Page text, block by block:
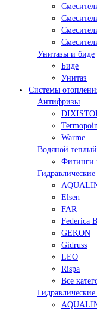
Унитазы и биде
Биде
Унитаз
Системы
Антифризы
Warme
Водяной
Фитинги
Elsen
FAR
Federica
GEKON
Gidruss
LEO
Rispa
Все
Гидравлические